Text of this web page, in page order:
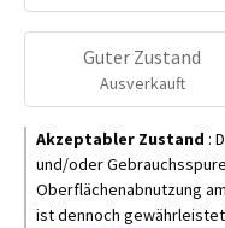
Guter Zustand
Ausverkauft
Akzeptabler Zustand :
und/oder
Oberflächenabnutzung
ist dennoch gewährleistet